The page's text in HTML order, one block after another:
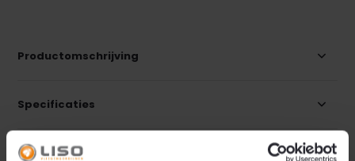
Productomschrijving
Specificaties
Reviews